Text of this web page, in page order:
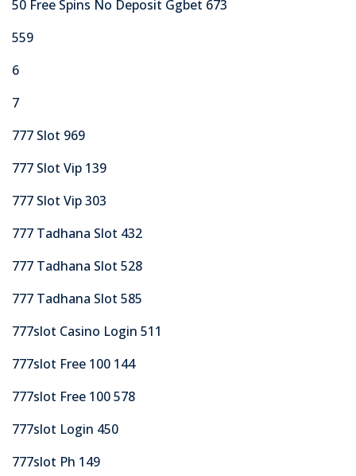
50 Free Spins No Deposit Ggbet 673
559
6
7
777 Slot 969
777 Slot Vip 139
777 Slot Vip 303
777 Tadhana Slot 432
777 Tadhana Slot 528
777 Tadhana Slot 585
777slot Casino Login 511
777slot Free 100 144
777slot Free 100 578
777slot Login 450
777slot Ph 149